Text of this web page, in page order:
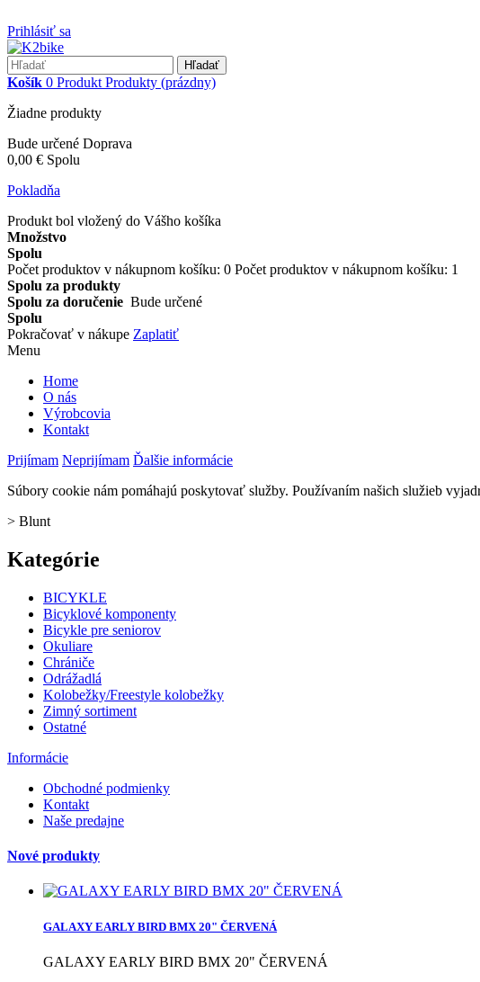
Prihlásiť sa
Hľadať
Košík 0 Produkt Produkty (prázdny)
Žiadne produkty
Bude určené Doprava
0,00 € Spolu
Pokladňa
Produkt bol vložený do Vášho košíka
Množstvo
Spolu
Počet produktov v nákupnom košíku: 0 Počet produktov v nákupnom košíku: 1
Spolu za produkty
Spolu za doručenie Bude určené
Spolu
Pokračovať v nákupe Zaplatiť
Menu
Home
O nás
Výrobcovia
Kontakt
Prijímam Neprijímam Ďalšie informácie
Súbory cookie nám pomáhajú poskytovať služby. Používaním našich služieb
> Blunt
Kategórie
BICYKLE
Bicyklové komponenty
Bicykle pre seniorov
Okuliare
Chrániče
Odrážadlá
Kolobežky/Freestyle kolobežky
Zimný sortiment
Ostatné
Informácie
Obchodné podmienky
Kontakt
Naše predajne
Nové produkty
GALAXY EARLY BIRD BMX 20" ČERVENÁ
GALAXY EARLY BIRD BMX 20" ČERVENÁ